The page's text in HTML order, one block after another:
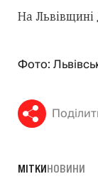
На Львівщині
Фото:
МІТКИНОВИНИ